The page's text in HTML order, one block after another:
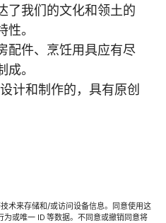
术来存储和/或访问设备信息。同意使用这
或唯一 ID 等数据。不同意或撤销同意将
了我们的文化和领土的
。
配件、烹饪用具应有尽
。
计和制作的，具有原创